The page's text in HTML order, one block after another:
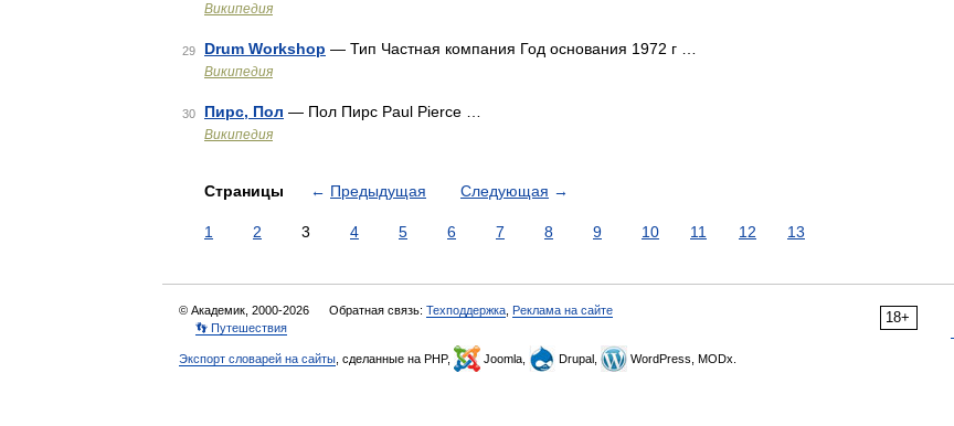
Википедия
29 Drum Workshop — Тип Частная компания Год основания 1972 г …
Википедия
30 Пирс, Пол — Пол Пирс Paul Pierce …
Википедия
Страницы ← Предыдущая Следующая →
1 2 3 4 5 6 7 8 9 10 11 12 13
18+
© Академик, 2000-2026 Обратная связь: Техподдержка Реклама на сайте
👣 Путешествия
Экспорт словарей на сайты , сделанные на PHP, Joomla, Drupal, WordPress, MODx.